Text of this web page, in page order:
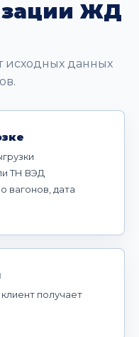
ЖД
исходных данных
ТН ВЭД
вагонов, дата
получает